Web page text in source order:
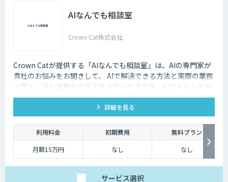
AIなんでも相談室
Crown Cat株式会社
Crown Catが提供する「AIなんでも相談室」は、AIの専門家が
貴社のお悩みをお聞きして、 AIで解決できる方法と実際の業務
に落とし込む道筋をお伝えするサービスです。AIのトレンドや
最新の事例はもちろん、自社にあった活用を安価にクイックに
詳細を見る
利用料金 初期費用
無料プラン
月額15万円
なし なし
サービス選択